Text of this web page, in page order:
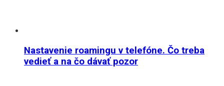
Nastavenie roamingu v telefóne. Čo treba
vedieť a na čo dávať pozor